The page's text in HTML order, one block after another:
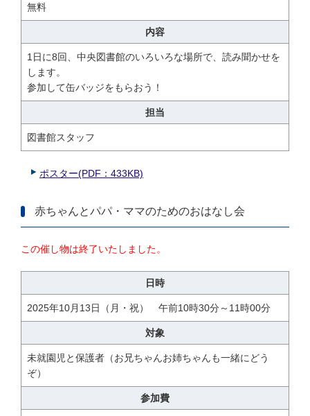
無料
内容
1日に8回、中央図書館のいろいろな場所で、読み聞かせを
します。
参加して缶バッジをもらおう！
担当
図書館スタッフ
ポスター(PDF：433KB)
赤ちゃんとパパ・ママのためのおはなし会
この催し物は終了いたしました。
日時
2025年10月13日（月・祝） 午前10時30分～11時00分
対象
未就園児と保護者（お兄ちゃんお姉ちゃんも一緒にどう
ぞ）
参加費